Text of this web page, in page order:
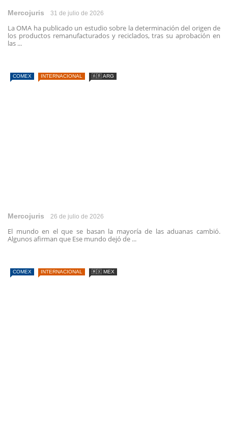
Mercojuris 31 de julio de 2026
La OMA ha publicado un estudio sobre la determinación del origen de
los productos remanufacturados y reciclados, tras su aprobación en
las ...
COMEX INTERNACIONAL 🇦🇷 ARG
Mercojuris 26 de julio de 2026
El mundo en el que se basan la mayoría de las aduanas cambió.
Algunos afirman que Ese mundo dejó de ...
COMEX INTERNACIONAL 🇲🇽 MEX